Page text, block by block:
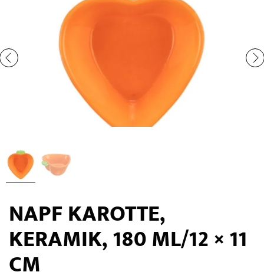
NAPF KAROTTE,
KERAMIK, 180 ML/12 × 11